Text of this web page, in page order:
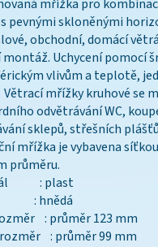
mřížka pro
pevnými skloněnými
obchodní, domácí
Uchycení pomocí
vlivům a teplotě,
mřížky kruhové se
odvětrávání WC,
sklepů, střešních
mřížka je vybavena
průměru.
: plast
: hnědá
: průměr 123 mm
: průměr 99 mm